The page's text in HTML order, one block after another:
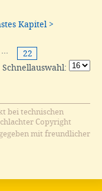
Kapitel >
···
22
Schnellauswahl:
bei technischen
Copyright
mit freundlicher